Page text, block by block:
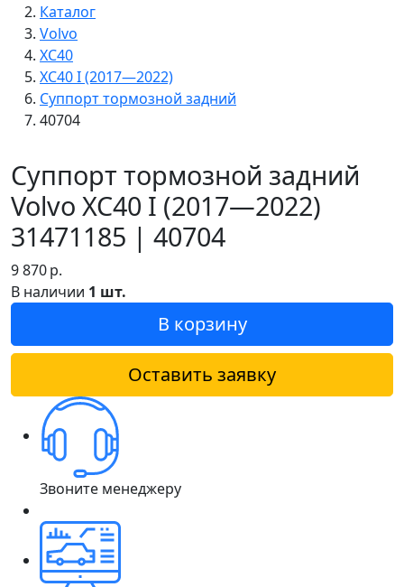
Каталог
Volvo
XC40
XC40 I (2017—2022)
Суппорт тормозной задний
40704
Суппорт тормозной задний
Volvo XC40 I (2017—2022)
31471185 | 40704
9 870р.
В наличии 1 шт.
В корзину
Оставить заявку
Звоните менеджеру